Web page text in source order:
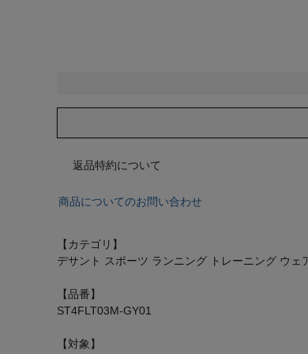
返品特約について
商品についてのお問い合わせ
【カテゴリ】
デサント スポーツ ランニング トレーニング ウ
【品番】
ST4FLT03M-GY01
【対象】